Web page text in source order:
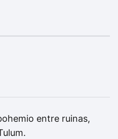
entre ruinas,